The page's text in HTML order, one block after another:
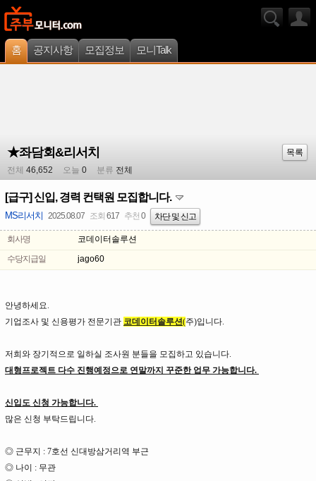
홈 공지사항 모집정보 모니Talk
★좌담회&리서치
목록
전체 46,652 오늘 0 분류 전체
[급구] 신입, 경력 컨택원 모집합니다.
MS리서치 2025.08.07 조회 617 추천 0 차단 및 신고
회사명
코데이터솔루션
수당지급일
jago60
안녕하세요.
기업조사 및 신용평가 전문기관 코데이터솔루션(주)입니다.
저희와 장기적으로 일하실 조사원 분들을 모집하고 있습니다.
대형프로젝트 다수 진행예정으로 연말까지 꾸준한 업무 가능합니다.
신입도 신청 가능합니다.
많은 신청 부탁드립니다.
◎ 근무지 : 7호선 신대방삼거리역 부근
◎ 나이 : 무관